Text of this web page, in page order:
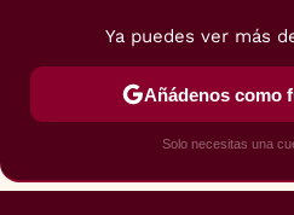
RESTAURANTES
Ya puedes ver más
Añádenos como
Solo necesitas una